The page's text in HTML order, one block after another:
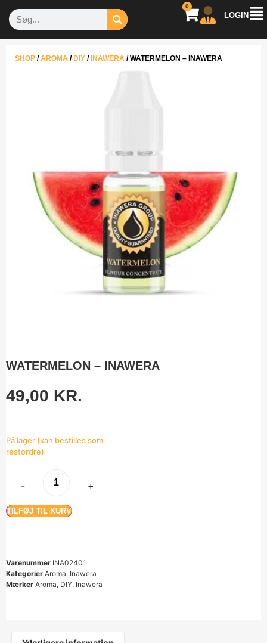
LOGIN
0
SHOP /AROMA / DIY / INAWERA /WATERMELON – INAWERA
WATERMELON – INAWERA
49,00 KR.
På lager (kan bestilles som
restordre)
- +
TILFØJ TIL KURV
Varenummer INA02401
Kategorier Aroma, Inawera
Mærker Aroma, DIY, Inawera